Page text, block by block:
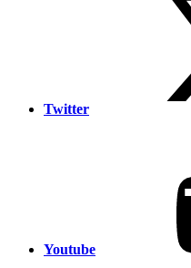
Twitter
Youtube